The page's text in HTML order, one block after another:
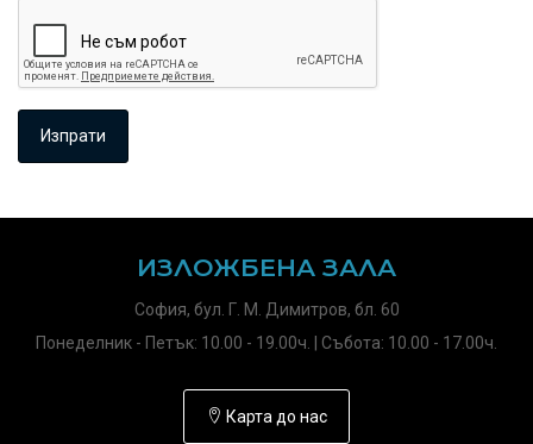
ИЗЛОЖБЕНА ЗАЛА
София, бул. Г. М. Димитров, бл. 60
Понеделник - Петък: 10.00 - 19.00ч. | Събота: 10.00 - 17.00ч.
Карта до нас